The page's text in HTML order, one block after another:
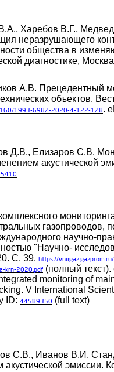
Харебов В.Г.,
неразрушающего
общества в
диагностике,
А.В. Прецедентный
объектов.
1993-6982-2020-4-122-128.
Д.В., Елизаров С.В.
акустической
газопроводов,
научно-
"Научно-
С. 39. https://
krn-2020.pdf (полный
monitoring of
V International
ID: 44589350 (full text)
С.В., Иванов В.И.
акустической эмиссии.